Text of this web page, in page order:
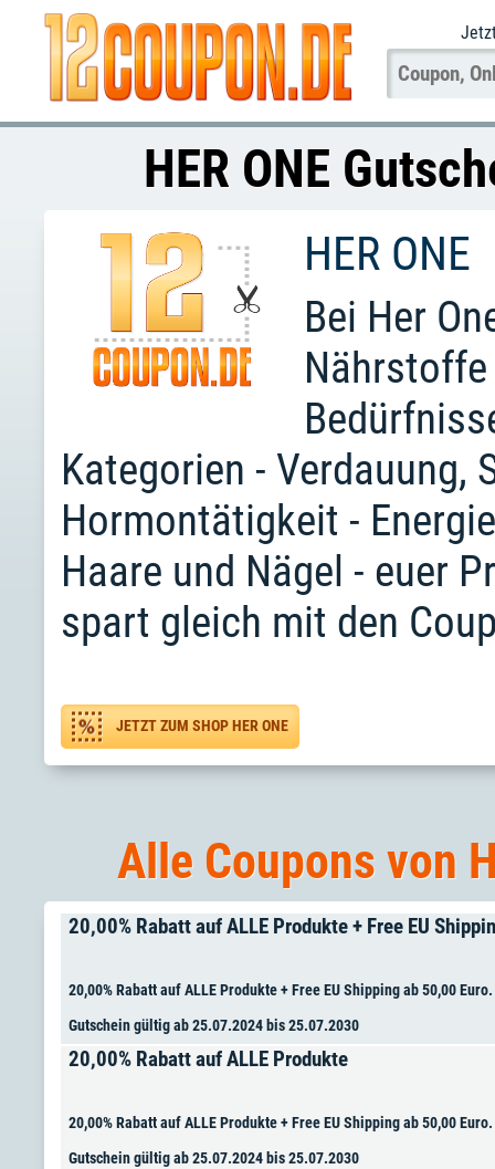
HER ONE
HER ONE
Bei Her
Kategorien - Verdauung,
Hormontätigkeit -
Haare und Nägel - euer
spart gleich mit den
JETZT ZUM SHOP HER ONE
Alle Coupons von
20,00% Rabatt auf ALLE Produkte + Free EU
20,00% Rabatt auf ALLE Produkte + Free EU Shipping ab 50,00 Euro.
Gutschein gültig ab 25.07.2024 bis 25.07.2030
20,00% Rabatt auf ALLE Produkte
20,00% Rabatt auf ALLE Produkte + Free EU Shipping ab 50,00 Euro.
Gutschein gültig ab 25.07.2024 bis 25.07.2030